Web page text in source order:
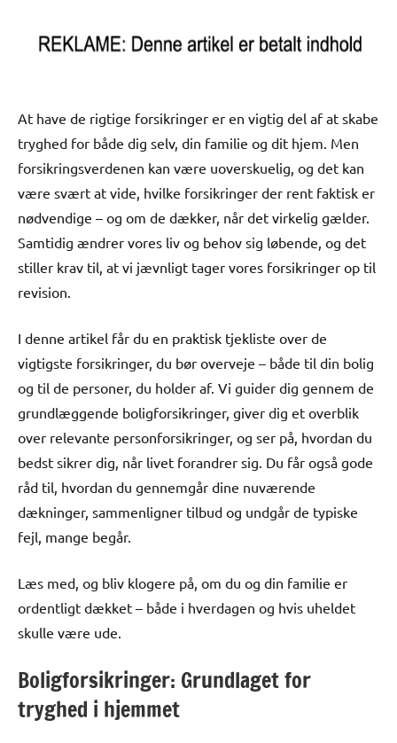
At have de rigtige forsikringer er en vigtig del af at skabe
tryghed for både dig selv, din familie og dit hjem. Men
forsikringsverdenen kan være uoverskuelig, og det kan
være svært at vide, hvilke forsikringer der rent faktisk er
nødvendige – og om de dækker, når det virkelig gælder.
Samtidig ændrer vores liv og behov sig løbende, og det
stiller krav til, at vi jævnligt tager vores forsikringer op til
revision.
I denne artikel får du en praktisk tjekliste over de
vigtigste forsikringer, du bør overveje – både til din bolig
og til de personer, du holder af. Vi guider dig gennem de
grundlæggende boligforsikringer, giver dig et overblik
over relevante personforsikringer, og ser på, hvordan du
bedst sikrer dig, når livet forandrer sig. Du får også gode
råd til, hvordan du gennemgår dine nuværende
dækninger, sammenligner tilbud og undgår de typiske
fejl, mange begår.
Læs med, og bliv klogere på, om du og din familie er
ordentligt dækket – både i hverdagen og hvis uheldet
skulle være ude.
Boligforsikringer: Grundlaget for
tryghed i hjemmet